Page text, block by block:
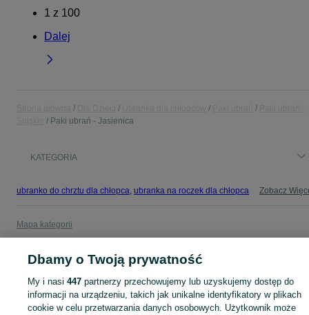
1 z 100
Dalej
Paki ubrań - Jasienica
KATEGORIA
ubranko do chrztu dla chłopca, ubranka na roczek dla chłopca Zobacz
Mapa kategorii
Mapa ministron
Popularne wyszukiwania
Dbamy o Twoją prywatność
My i nasi447 partnerzy przechowujemy lub uzyskujemy dostęp do
informacji na urządzeniu, takich jak unikalne identyfikatory w plikach
cookie w celu przetwarzania danych osobowych. Użytkownik może